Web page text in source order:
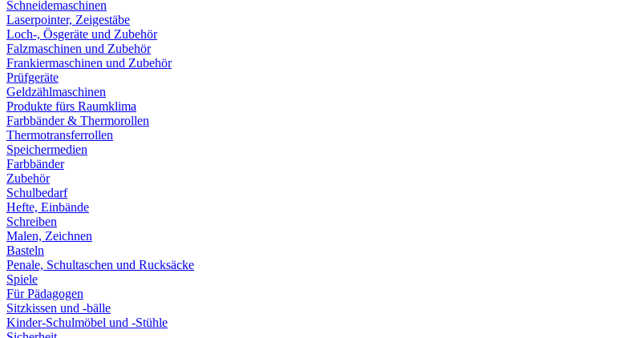
Schneidemaschinen
Laserpointer, Zeigestäbe
Loch-, Ösgeräte und Zubehör
Falzmaschinen und Zubehör
Frankiermaschinen und Zubehör
Prüfgeräte
Geldzählmaschinen
Produkte fürs Raumklima
Farbbänder & Thermorollen
Thermotransferrollen
Speichermedien
Farbbänder
Zubehör
Schulbedarf
Hefte, Einbände
Schreiben
Malen, Zeichnen
Basteln
Penale, Schultaschen und Rucksäcke
Spiele
Für Pädagogen
Sitzkissen und -bälle
Kinder-Schulmöbel und -Stühle